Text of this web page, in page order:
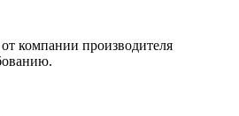
компании производителя